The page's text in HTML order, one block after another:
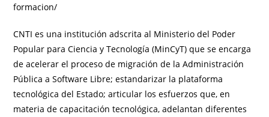
formacion/
CNTI es una institución adscrita al Ministerio del Poder
Popular para Ciencia y Tecnología (MinCyT) que se encarga
de acelerar el proceso de migración de la Administración
Pública a Software Libre; estandarizar la plataforma
tecnológica del Estado; articular los esfuerzos que, en
materia de capacitación tecnológica, adelantan diferentes